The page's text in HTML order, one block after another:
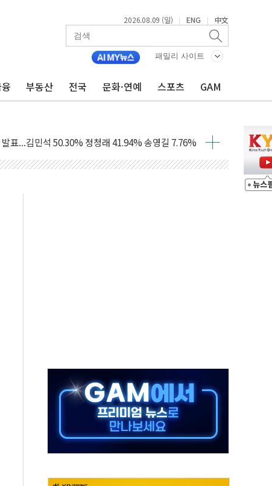
2026.08.09 (일) | ENG | 中文
패밀리 사이트
부동산 전국 문화·연예 스포츠 GAM
10대 구속…범행 후 반려견도 죽여
선서 정청래에 승리…金 48.54% vs 鄭 44.40%
표...김민석 47.37% 정청래 45.71% 송영길 6.92%
400명 맞이…"마음 잇는 시간 되길"
확정되나…재상고 앞두고 막판 셈법
거꾸로' 논란…이틀만에 철거
술·체육요원 최대 33% 감축
…野 "청년 우롱 기괴" vs 與 "송구한 해프닝"
2026'서 어린이 과학연극 2편 수상
스' 잠실점, 직장인 핫플레이스로 부상
"…LG유플러스, AI 홈네트워크 구현 첫발